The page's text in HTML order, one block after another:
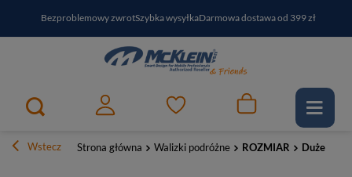
Bezproblemowy zwrotSzybka wysyłkaDarmowa dostawa od 399 zł
PayPo - kup i zapłać za30 dniZapisz się do newslettera i odbierz RABAT
Wstecz Strona główna Walizki podróżne ROZMIAR Duże